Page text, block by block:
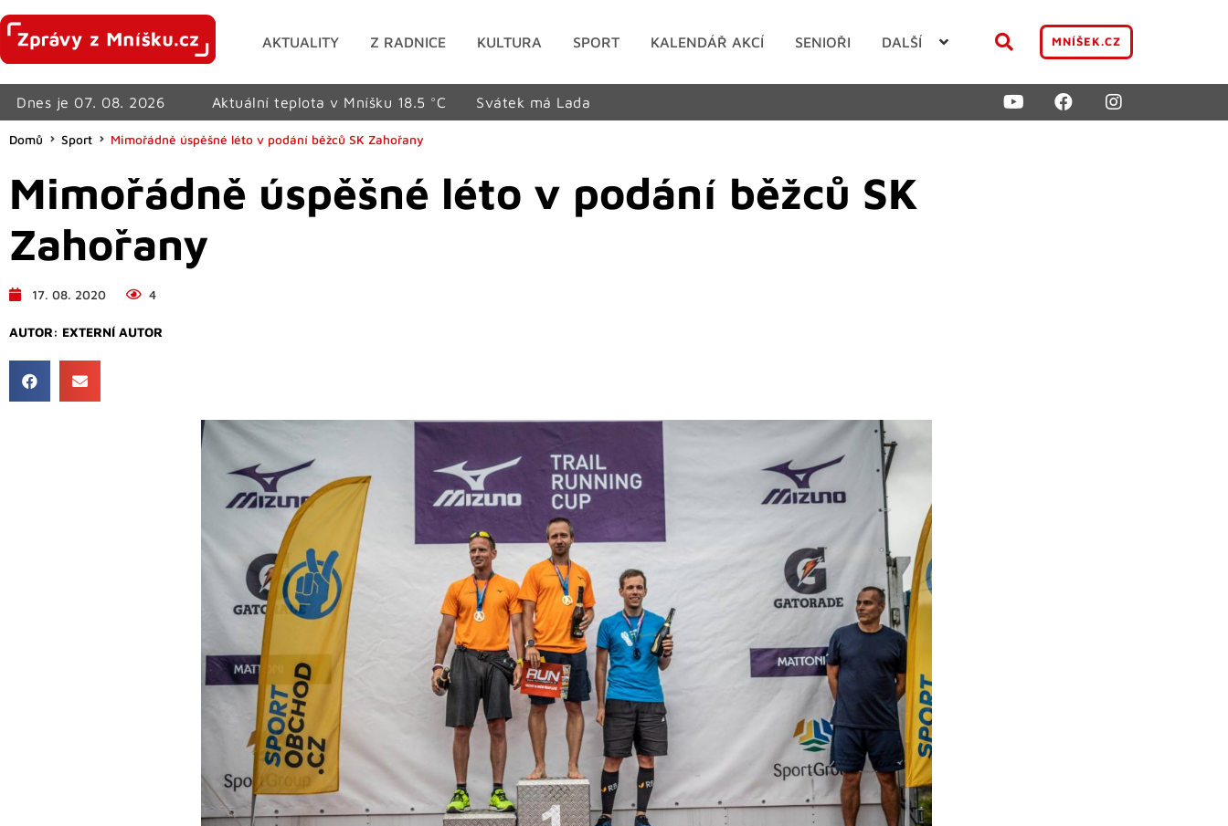
AKTUALITY Z RADNICE KULTURA SPORT KALENDÁŘ AKCÍ SENIOŘI DALŠÍ MNÍŠEK.CZ
Dnes je 07. 08. 2026 Aktuální teplota v Mníšku 18.5 °C Svátek má Lada
Domů Sport Mimořádně úspěšné léto v podání běžců SK Zahořany
Mimořádně úspěšné léto v podání běžců SK
Zahořany
17. 08. 2020 4
AUTOR: EXTERNÍ AUTOR